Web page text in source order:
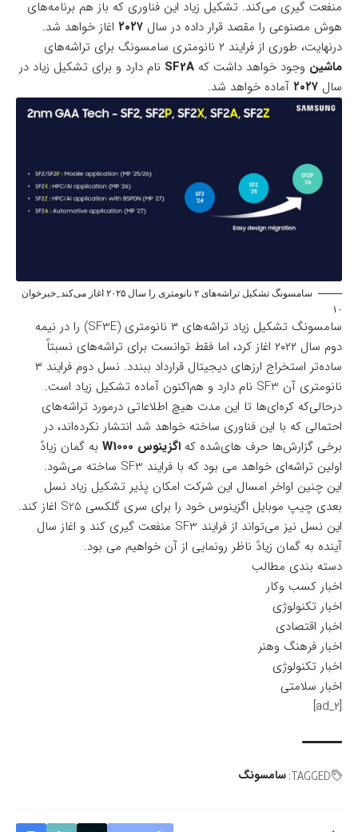
منفعت گیری می‌کند. تشکیل زیاد این فناوری که باز هم برنامه‌های
هوش مصنوعی را مقصد قرار داده در سال ۲۰۲۷ اغاز خواهد شد.
درنهایت، طوری از فرایند ۲ نانومتری سامسونگ برای تراشه‌های
ماشین وجود خواهد داشت که SF2A نام دارد و برای تشکیل زیاد در
سال ۲۰۲۷ آماده خواهد شد.
سامسونگ تشکیل تراشه‌های ۲ نانومتری را سال ۲۰۲۵ اغاز می‌کند_خبرخوان
۱۰
سامسونگ تشکیل زیاد تراشه‌های ۳ نانومتری (SF3E) را در نیمه
دوم سال ۲۰۲۲ اغاز کرد، اما فقط توانست برای تراشه‌های نسبتاً
ساده‌تر استخراج ارزهای دیجیتال قرارداد ببندد. نسل دوم فرایند ۳
نانومتری آن SF3 نام دارد و هم‌اکنون آماده تشکیل زیاد است.
درحالی‌که کره‌ای‌ها تا این مدت هیچ اطلاعاتی درمورد تراشه‌های
احتمالی که با این فناوری ساخته خواهد شد انتشار نکرده‌اند، در
برخی گزارش‌ها حرف های‌شده که اگزینوس W1000
به گمان زیادً
اولین تراشه‌‌ای خواهد می بود که با فرایند SF3 ساخته می‌شود.
این چنین اواخر امسال این شرکت امکان پذیر تشکیل زیاد نسل
بعدی چیپ موبایل اگزینوس خود را برای سری گلکسی S25 اغاز کند.
این نسل نیز می‌تواند از فرایند SF3 منفعت گیری کند و اغاز سال
آینده به گمان زیادً ناظر رونمایی از آن خواهیم می بود.
دسته بندی مطالب
اخبار کسب وکار
اخبار تکنولوژی
اخبار اقتصادی
اخبار فرهنگ وهنر
اخبار تکنولوژی
اخبار سلامتی
[ad_2]
TAGGED: سامسونگ